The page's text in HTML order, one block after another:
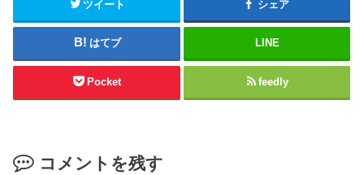
ツイート シェア
はてブ LINE
Pocket feedly
コメントを残す